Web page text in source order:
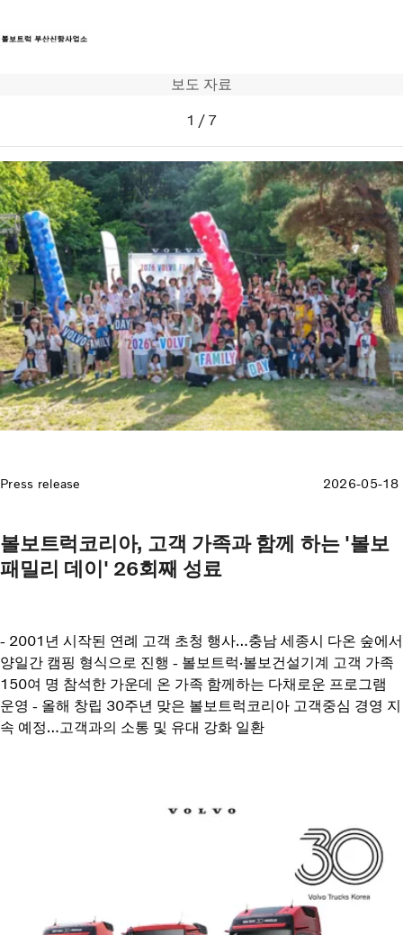
뉴스
연락처
보도 자료
1 / 7
Press release 2026-05-18
볼보트럭코리아, 고객 가족과 함께 하는 '볼보
패밀리 데이' 26회째 성료
- 2001년 시작된 연례 고객 초청 행사…충남 세종시 다온 숲에서
양일간 캠핑 형식으로 진행 - 볼보트럭·볼보건설기계 고객 가족
150여 명 참석한 가운데 온 가족 함께하는 다채로운 프로그램
운영 - 올해 창립 30주년 맞은 볼보트럭코리아 고객중심 경영 지
속 예정…고객과의 소통 및 유대 강화 일환